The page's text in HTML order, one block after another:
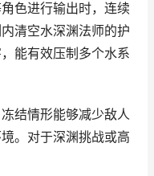
色进行输出时，连续
清空水深渊法师的护
能有效压制多个水系
结情形能够减少敌人
。对于深渊挑战或高